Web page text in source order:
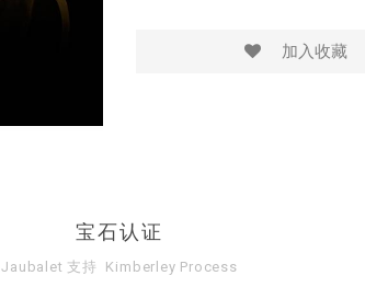
加入收藏
宝石认证
Jaubalet 支持 Kimberley Process